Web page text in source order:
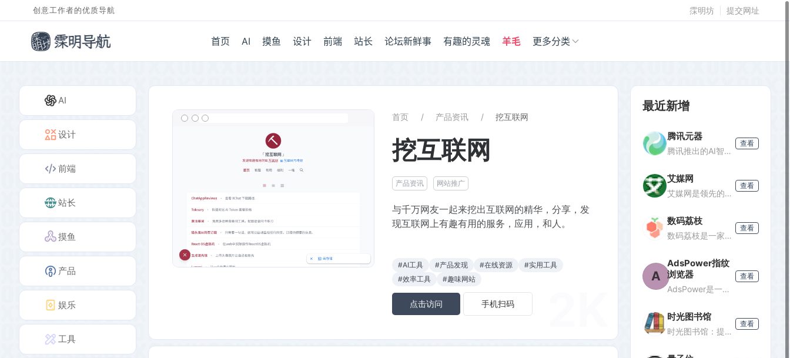
创意工作者的优质导航 霂明坊 提交网址
首页 AI 摸鱼 设计 前端 站长 论坛新鲜事 有趣的灵魂 羊毛 更多分类
AI
设计
前端
站长
摸鱼
产品
娱乐
工具
首页 产品资讯 挖互联网
挖互联网
产品资讯 网站推广
与千万网友一起来挖出互联网的精华，分享，发
现互联网上有趣有用的服务，应用，和人。
#AI工具 #产品发现 #在线资源
#实用工具
#效率工具
#趣味网站
点击访问 手机扫码
最近新增
腾讯元器
腾讯推出的AI智能体创建与分发平台，支持零代码开发专属AI聊天机器人，深度集成腾讯生态能力，可分发至微信等渠道。
查看
艾媒网
艾媒网是领先的新经济产业第三方数据挖掘分析机构，提供行业报告、消费洞察和商业趋势数据，覆盖AI、电商、汽车等多个领域。
查看
数码荔枝
数码荔枝是一家正版软件商店，销售Win/Mac/iOS/Android平台的影音、办公、设计等软件，并提供使用教程和会员优惠。
查看
A
AdsPower指纹
浏览器
AdsPower是一款专业的指纹浏览器，支持多账号防关联管理，适用于跨境电商、广告投放、社媒营销等场景，提供独立浏览器环境，降低封号风险。
查看
时光图书馆
时光图书馆：提供经典珍藏图书、照片、杂志等文化资源的数字平台。
查看